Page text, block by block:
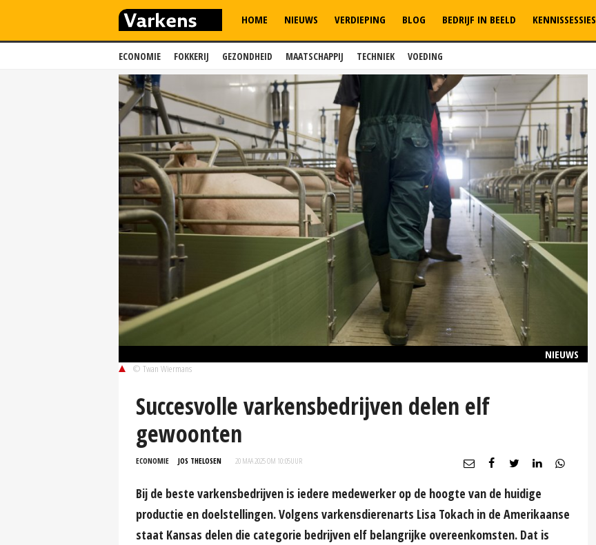
ECONOMIE FOKKERIJ GEZONDHEID MAATSCHAPPIJ TECHNIEK VOEDING
HOME NIEUWS VERDIEPING BLOG BEDRIJF IN BEELD KENNISSESSIES
NIEUWS
© Twan Wiermans
Succesvolle varkensbedrijven delen elf
gewoonten
ECONOMIE JOS THELOSEN 20 MAA 2025 OM 10:05UUR
Bij de beste varkensbedrijven is iedere medewerker op de hoogte van de huidige
productie en doelstellingen. Volgens varkensdierenarts Lisa Tokach in de Amerikaanse
staat Kansas delen die categorie bedrijven elf belangrijke overeenkomsten. Dat is